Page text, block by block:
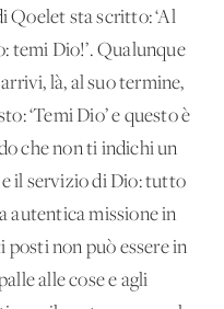
Qoelet sta scritto: ‘Al
temi Dio!’. Qualunque
là, al suo termine,
‘Temi Dio’ e questo è
che non ti indichi un
il servizio di Dio: tutto
autentica missione in
non può essere in
alle cose e agli